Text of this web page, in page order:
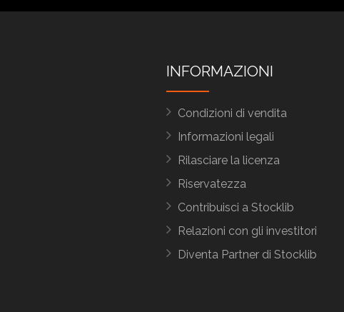
INFORMAZIONI
Condizioni di vendita
Informazioni legali
Rilasciare la licenza
Riservatezza
Contribuisci a Stocklib
Relazioni con gli investitori
Diventa Partner di Stocklib